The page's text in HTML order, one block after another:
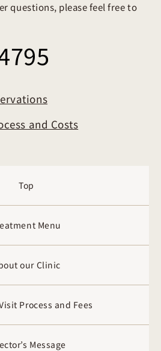
questions, please feel free to
and Costs
Top
Menu
our Clinic
Process and Fees
Message